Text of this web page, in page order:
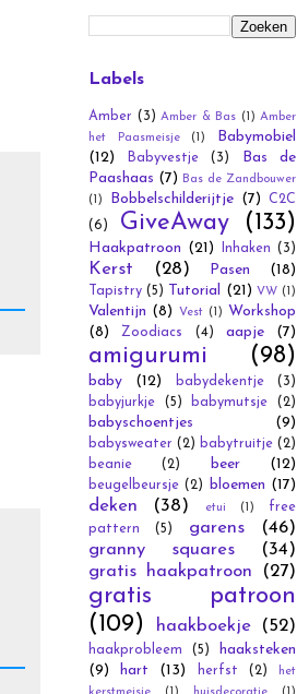
Labels
Amber (3) Amber & Bas (1) Amber
het Paasmeisje
(1)
Babymobiel
(12)
Babyvestje (3)
Bas de
Paashaas (7)
Bas de Zandbouwer
(1)
Bobbelschilderijtje (7)
C2C
(6)
GiveAway (133)
Haakpatroon (21) Inhaken (3)
Kerst (28) Pasen (18)
Tapistry (5) Tutorial (21) VW (1)
Valentijn (8) Vest (1)
Workshop
(8)
Zoodiacs (4) aapje (7)
amigurumi (98)
baby (12) babydekentje
(3)
babyjurkje
(5) babymutsje (2)
babyschoentjes (9)
babysweater (2) babytruitje (2)
beanie
(2) beer (12)
beugelbeursje (2) bloemen (17)
deken (38) etui (1)
free
pattern
(5) garens
(46)
granny squares
(34)
gratis haakpatroon
(27)
gratis patroon
(109)
haakboekje (52)
haakprobleem (5)
haaksteken
(9)
hart (13) herfst (2)
het